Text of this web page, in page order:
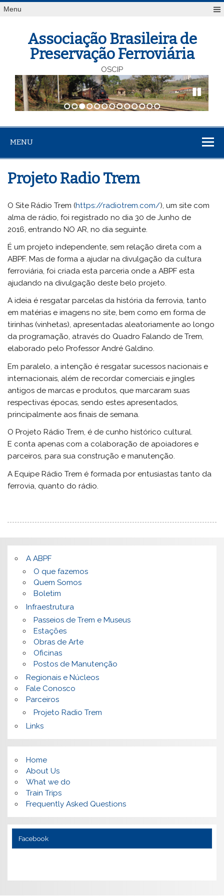
Menu
Associação Brasileira de
Preservação Ferroviária
OSCIP
1 2 3 4 5 6 7 8 910111213
MENU
Projeto Radio Trem
O Site Rádio Trem (https://radiotrem.com/), um site com
alma de rádio, foi registrado no dia 30 de Junho de
2016, entrando NO AR, no dia seguinte.
É um projeto independente, sem relação direta com a
ABPF. Mas de forma a ajudar na divulgação da cultura
ferroviária, foi criada esta parceria onde a ABPF esta
ajudando na divulgação deste belo projeto.
A ideia é resgatar parcelas da história da ferrovia, tanto
em matérias e imagens no site, bem como em forma de
tirinhas (vinhetas), apresentadas aleatoriamente ao longo
da programação, através do Quadro Falando de Trem,
elaborado pelo Professor André Galdino.
Em paralelo, a intenção é resgatar sucessos nacionais e
internacionais, além de recordar comerciais e jingles
antigos de marcas e produtos, que marcaram suas
respectivas épocas, sendo estes apresentados,
principalmente aos finais de semana.
O Projeto Rádio Trem, é de cunho histórico cultural.
E conta apenas com a colaboração de apoiadores e
parceiros, para sua construção e manutenção.
A Equipe Rádio Trem é formada por entusiastas tanto da
ferrovia, quanto do rádio.
A ABPF
O que fazemos
Quem Somos
Boletim
Infraestrutura
Passeios de Trem e Museus
Estações
Obras de Arte
Oficinas
Postos de Manutenção
Regionais e Núcleos
Fale Conosco
Parceiros
Projeto Radio Trem
Links
Home
About Us
What we do
Train Trips
Frequently Asked Questions
Facebook